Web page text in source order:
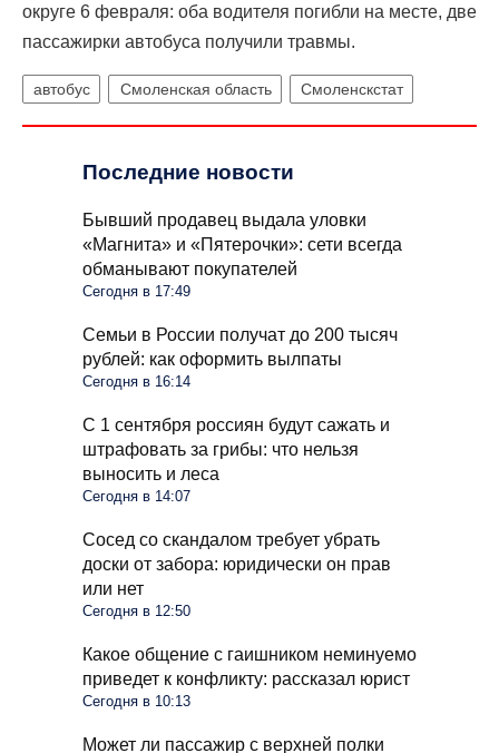
округе 6 февраля: оба водителя погибли на месте, две
пассажирки автобуса получили травмы.
автобус Смоленская область Смоленскстат
Последние новости
Бывший продавец выдала уловки
«Магнита» и «Пятерочки»: сети всегда
обманывают покупателей
Сегодня в 17:49
Семьи в России получат до 200 тысяч
рублей: как оформить вылпаты
Сегодня в 16:14
С 1 сентября россиян будут сажать и
штрафовать за грибы: что нельзя
выносить и леса
Сегодня в 14:07
Сосед со скандалом требует убрать
доски от забора: юридически он прав
или нет
Сегодня в 12:50
Какое общение с гаишником неминуемо
приведет к конфликту: рассказал юрист
Сегодня в 10:13
Может ли пассажир с верхней полки